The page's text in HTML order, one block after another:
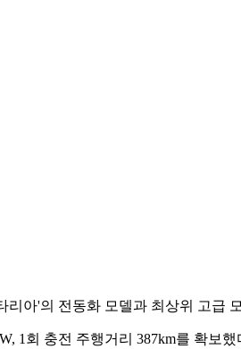
리아'의 전동화 모델과 최상위 고급
1회 충전 주행거리 387km를 확보